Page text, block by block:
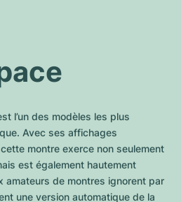
Piguet
l’un des modèles les plus
Avec ses affichages
montre exerce non seulement
est également hautement
amateurs de montres ignorent par
une version automatique de la